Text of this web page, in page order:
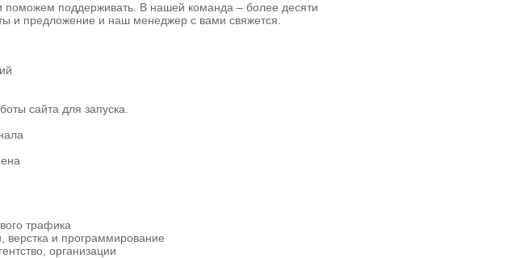
поможем поддерживать. В нашей команда – более десяти
и предложение и наш менеджер с вами свяжется.
сайта для запуска.
трафика
верстка и программирование
организации